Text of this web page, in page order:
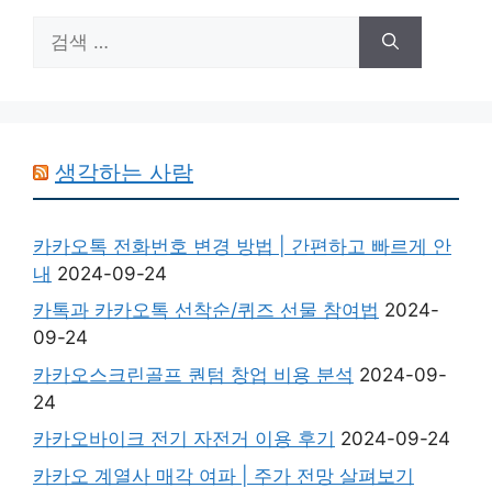
색:
생각하는 사람
카카오톡 전화번호 변경 방법 | 간편하고 빠르게 안
내 2024-09-24
카톡과 카카오톡 선착순/퀴즈 선물 참여법 2024-
09-24
카카오스크린골프 퀀텀 창업 비용 분석 2024-09-
24
카카오바이크 전기 자전거 이용 후기 2024-09-24
카카오 계열사 매각 여파 | 주가 전망 살펴보기